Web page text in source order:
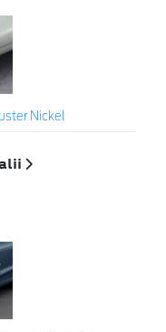
Nickel